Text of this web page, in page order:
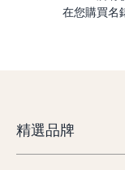
在您購買名
精選品牌